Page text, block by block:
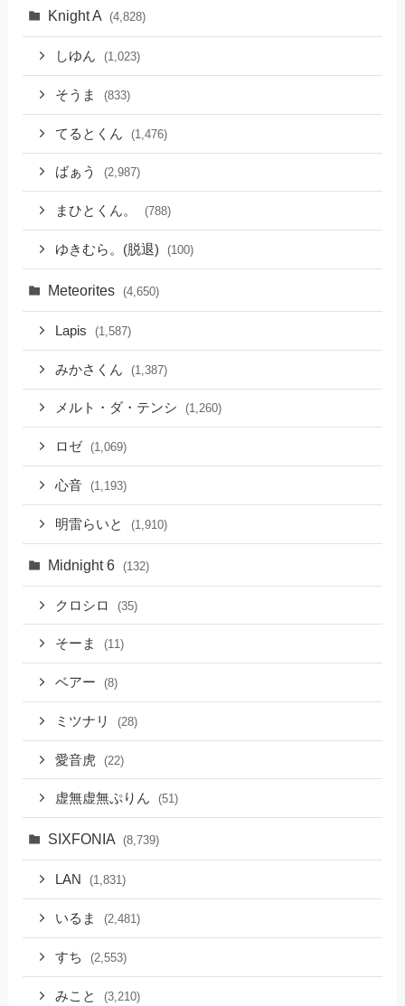
Knight A (4,828)
しゆん (1,023)
そうま (833)
てるとくん (1,476)
ばぁう (2,987)
まひとくん。 (788)
ゆきむら。(脱退) (100)
Meteorites (4,650)
Lapis (1,587)
みかさくん (1,387)
メルト・ダ・テンシ (1,260)
ロゼ (1,069)
心音 (1,193)
明雷らいと (1,910)
Midnight 6 (132)
クロシロ (35)
そーま (11)
ベアー (8)
ミツナリ (28)
愛音虎 (22)
虚無虚無ぷりん (51)
SIXFONIA (8,739)
LAN (1,831)
いるま (2,481)
すち (2,553)
みこと (3,210)